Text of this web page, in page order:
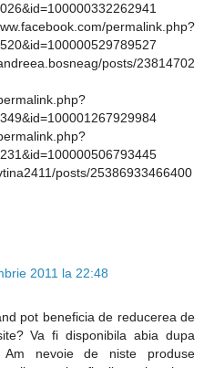
permalink.php?
posts/23814702
posts/25386933466400
2011 la 22:48
pot beneficia de reducerea de
Va fi disponibila abia dupa
Am nevoie de niste produse